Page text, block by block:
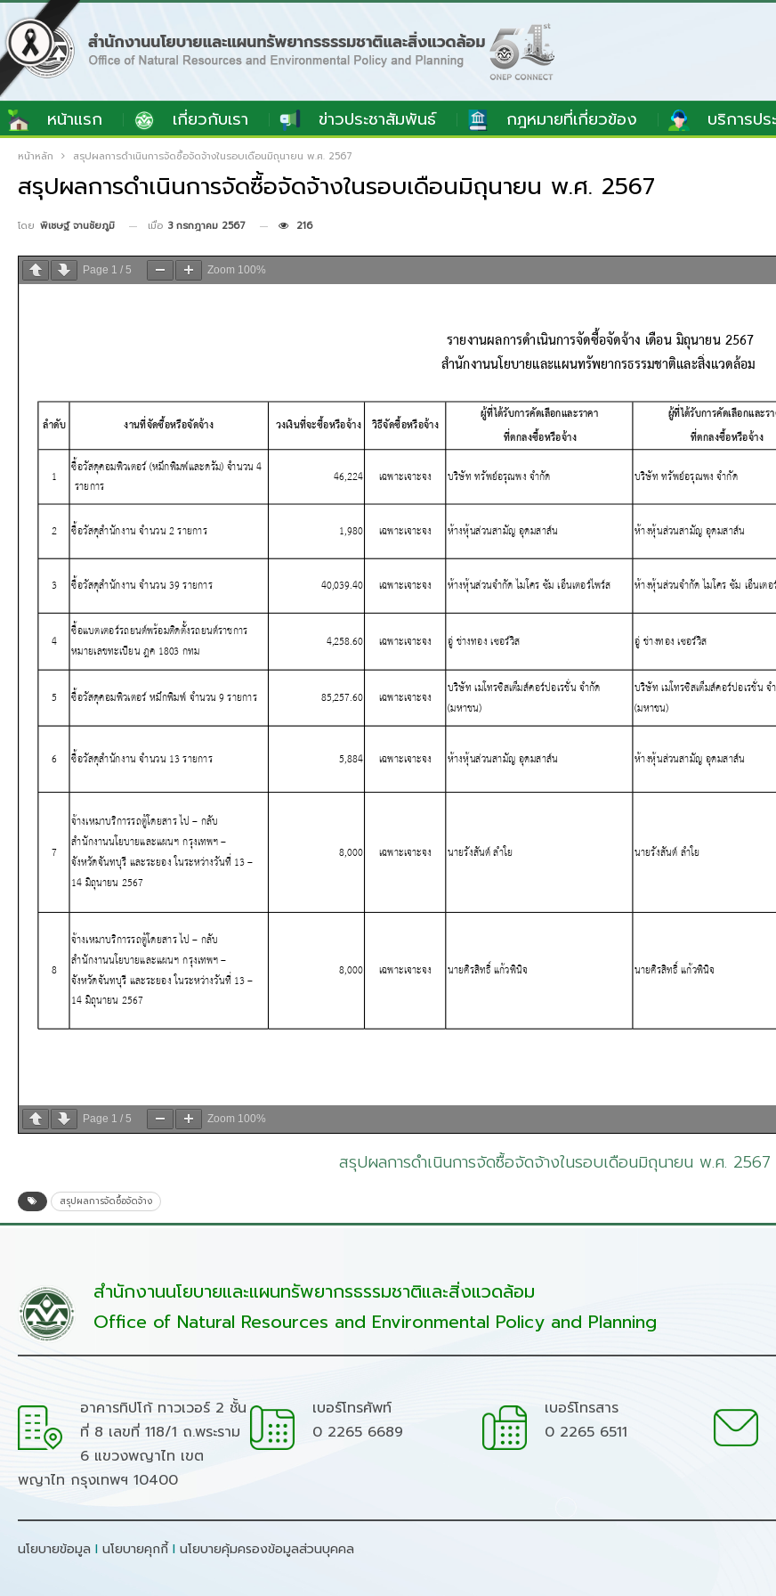
หน้าแรก เกี่ยวกับเรา ข่าวประชาสัมพันธ์ กฎหมายที่เกี่ยวข้อง บริการปร
หน้าหลัก สรุปผลการดำเนินการจัดซื้อจัดจ้างในรอบเดือนมิถุนายน พ.ศ. 2567
สรุปผลการดำเนินการจัดซื้อจัดจ้างในรอบเดือนมิถุนายน พ.ศ. 2567
โดย พิเชษฐ์ จานชัยภูมิ เมื่อ 3 กรกฎาคม 2567 216
Page 1 / 5 Zoom 100%
Page 1 / 5 Zoom 100%
สรุปผลการดำเนินการจัดซื้อจัดจ้างในรอบเดือนมิถุนายน พ.ศ. 2567
สรุปผลการจัดซื้อจัดจ้าง
สำนักงานนโยบายและแผนทรัพยากรธรรมชาติและสิ่งแวดล้อม
Office of Natural Resources and Environmental Policy and Planning
อาคารทิปโก้ ทาวเวอร์ 2 ชั้น
ที่ 8 เลขที่ 118/1 ถ.พระราม
6 แขวงพญาไท เขต
พญาไท กรุงเทพฯ 10400
เบอร์โทรศัพท์
0 2265 6689
เบอร์โทรสาร
0 2265 6511
นโยบายข้อมูล I นโยบายคุกกี้ I นโยบายคุ้มครองข้อมูลส่วนบุคคล